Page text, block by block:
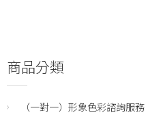
商品分類
（一對一）形象色彩諮詢服務